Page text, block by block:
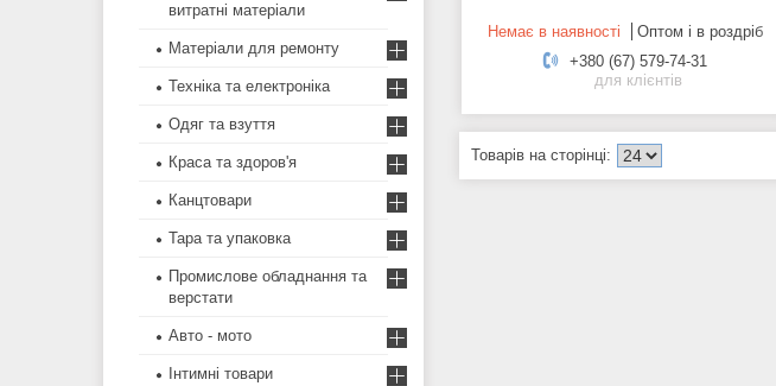
Немає в наявності
Оптом і в роздріб
+380 (67) 579-74-31
для клієнтів
витратні матеріали
Матеріали для ремонту
Техніка та електроніка
Одяг та взуття
Краса та здоров'я
Канцтовари
Тара та упаковка
Промислове обладнання та
верстати
Авто - мото
Інтимні товари